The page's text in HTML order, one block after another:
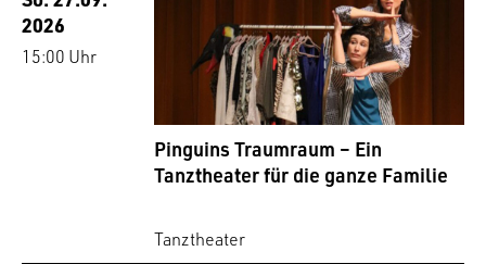
2026
15:00 Uhr
Pinguins Traumraum – Ein
Tanztheater für die ganze Familie
Tanztheater